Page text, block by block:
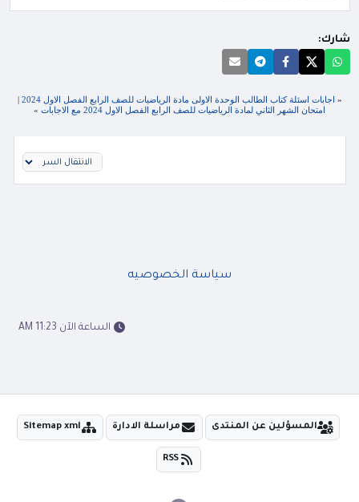
شارك:
« اجابات اسئلة كتاب الطالب الوحدة الاولى مادة الرياضيات للصف الرابع الفصل الاول 2024
|
امتحان الشهر الثاني لمادة الرياضيات للصف الرابع الفصل الاول 2024 مع الاجابات
»
سياسة الخصوصيه
الساعة الآن 11:23 AM
المسؤلين عن المنتدى مراسلة الادارة Sitemap xml
RSS